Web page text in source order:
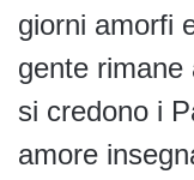
giorni amorfi
gente rimane
si credono i
amore